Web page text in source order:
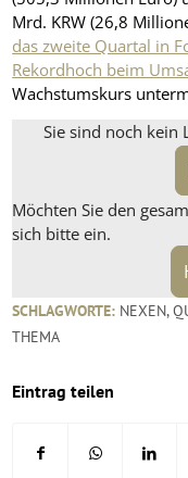
Mrd. KRW (26,8
das zweite Quartal in
Rekordhoch beim
Wachstumskurs
Sie sind noch kein
Möchten Sie den
sich bitte ein.
SCHLAGWORTE: NEXEN,
THEMA
Eintrag teilen